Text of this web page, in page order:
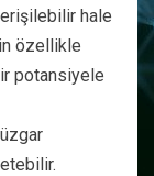
erişilebilir hale
özellikle
potansiyele